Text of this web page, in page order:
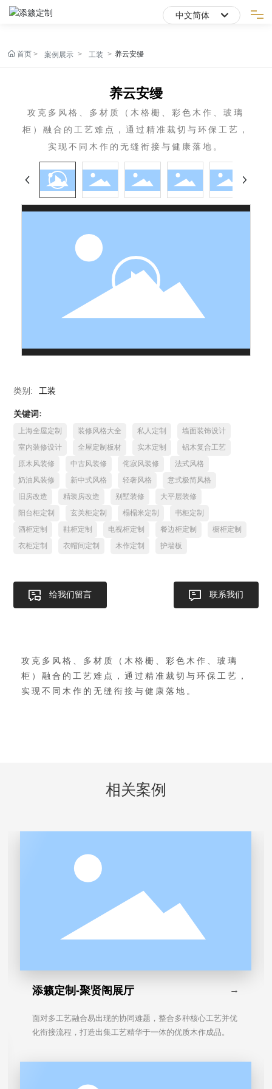
资讯中心
中文简体
首页 案例展示 工装 养云安缦
养云安缦
攻克多风格、多材质（木格栅、彩色木作、玻璃
柜）融合的工艺难点，通过精准裁切与环保工艺，
实现不同木作的无缝衔接与健康落地。
类别: 工装
关键词:
上海全屋定制 装修风格大全 私人定制
墙面装饰设计
室内装修设计
全屋定制板材 实木定制
铝木复合工艺
原木风装修
中古风装修 侘寂风装修
法式风格
奶油风装修
新中式风格 轻奢风格
意式极简风格
旧房改造
精装房改造 别墅装修
大平层装修
阳台柜定制
玄关柜定制 榻榻米定制
书柜定制
酒柜定制
鞋柜定制 电视柜定制 餐边柜定制
橱柜定制
衣柜定制
衣帽间定制 木作定制 护墙板
给我们留言 联系我们
攻克多风格、多材质（木格栅、彩色木作、玻璃
柜）融合的工艺难点，通过精准裁切与环保工艺，
实现不同木作的无缝衔接与健康落地。
相关案例
添籁定制-聚贤阁展厅 →
面对多工艺融合易出现的协同难题，整合多种核心工艺并优
化衔接流程，打造出集工艺精华于一体的优质木作成品。